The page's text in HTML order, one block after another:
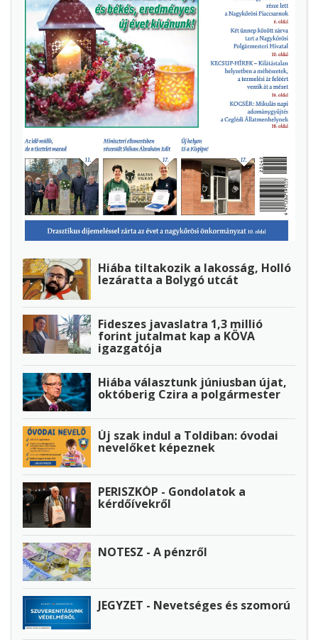
Hiába tiltakozik a lakosság, Holló
lezáratta a Bolygó utcát
Fideszes javaslatra 1,3 millió
forint jutalmat kap a KÖVA
igazgatója
Hiába választunk júniusban újat,
októberig Czira a polgármester
Új szak indul a Toldiban: óvodai
nevelőket képeznek
PERISZKÓP - Gondolatok a
kérdőívekről
NOTESZ - A pénzről
JEGYZET - Nevetséges és szomorú